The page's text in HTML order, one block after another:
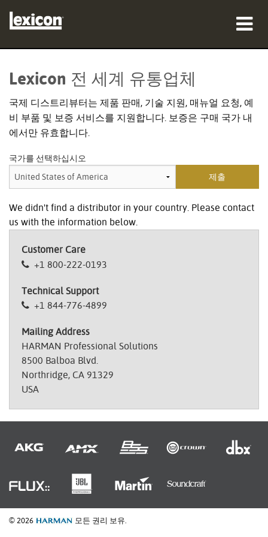
전문가
교육
언어/지역
Lexicon 전 세계 유통업체
국제 디스트리뷰터는 제품 판매, 기술 지원, 매뉴얼 요청, 예
비 부품 및 보증 서비스를 지원합니다. 보증은 구매 국가 내
에서만 유효합니다.
국가를 선택하십시오
We didn't find a distributor in your country. Please contact
us with the information below.
Customer Care
+1 800-222-0193
Technical Support
+1 844-776-4899
Mailing Address
HARMAN Professional Solutions
8500 Balboa Blvd.
Northridge, CA 91329
USA
© 2026 모든 권리 보유.